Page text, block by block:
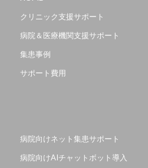
クリニック支援サポート
病院＆医療機関支援サポート
集患事例
サポート費用
病院向けネット集患サポート
病院向けAIチャットボット導入